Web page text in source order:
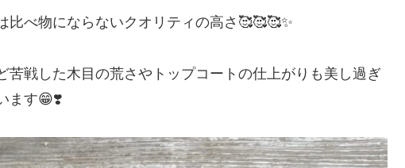
比べ物にならないクオリティの高さ🥰🥰🥰✨
苦戦した木目の荒さやトップコートの仕上がりも美し過ぎ
ます😁❣️